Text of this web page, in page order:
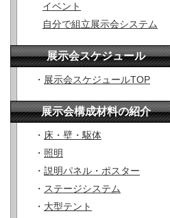
イベント
自分で組立展示会システム
展示会スケジュール
・ 展示会スケジュールTOP
展示会構成材料の紹介
・ 床・壁・駆体
・ 照明
・ 説明パネル・ポスター
・ ステージシステム
・ 大型テント